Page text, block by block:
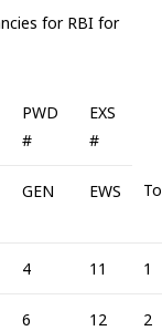
PWD
#
EXS
#
GEN EWS
4 11 1
6 12 2